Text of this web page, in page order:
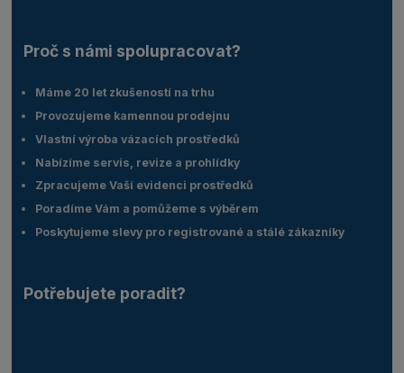
Proč s námi spolupracovat?
Máme 20 let zkušeností na trhu
Provozujeme kamennou prodejnu
Vlastní výroba vázacích prostředků
Nabízíme servis, revize a prohlídky
Zpracujeme Vaší evidenci prostředků
Poradíme Vám a pomůžeme s výběrem
Poskytujeme slevy pro registrované a stálé zákazníky
Potřebujete poradit?